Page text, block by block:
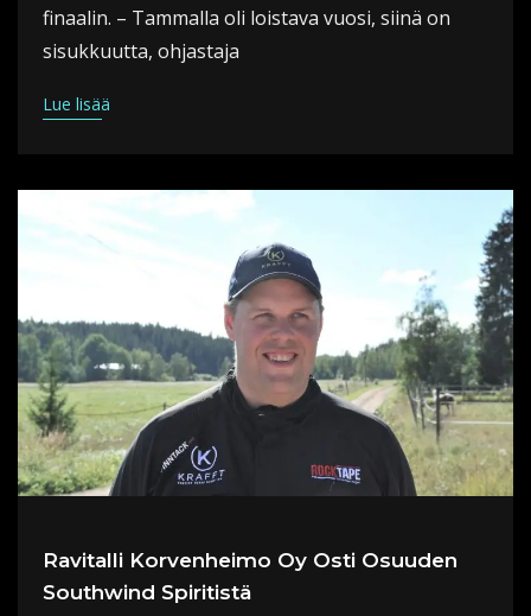
finaalin. – Tammalla oli loistava vuosi, siinä on
sisukkuutta, ohjastaja
Lue lisää
Ravitalli Korvenheimo Oy Osti Osuuden
Southwind Spiritistä